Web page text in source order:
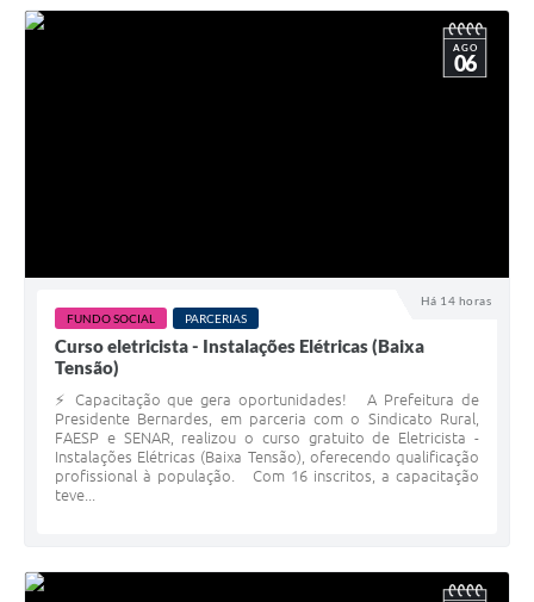
Há 14 horas
AGO
06
FUNDO SOCIAL PARCERIAS
Curso eletricista - Instalações Elétricas (Baixa
Tensão)
⚡ Capacitação que gera oportunidades! A Prefeitura de
Presidente Bernardes, em parceria com o Sindicato Rural,
FAESP e SENAR, realizou o curso gratuito de Eletricista -
Instalações Elétricas (Baixa Tensão), oferecendo qualificação
profissional à população. Com 16 inscritos, a capacitação
teve...